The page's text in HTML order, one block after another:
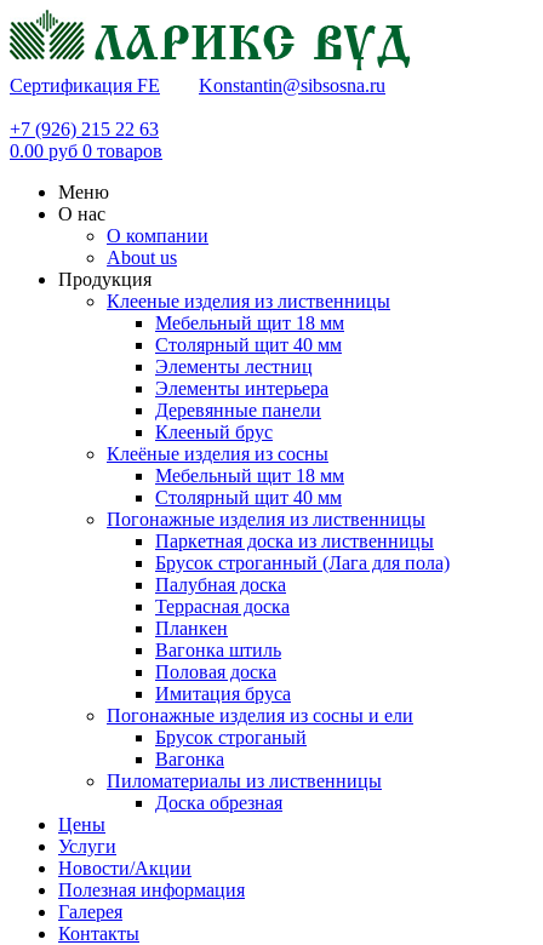
Сертификация FE Konstantin@sibsosna.ru
+7 (926) 215 22 63
0.00 руб 0 товаров
Меню
О нас
О компании
About us
Продукция
Клееные изделия из лиственницы
Мебельный щит 18 мм
Столярный щит 40 мм
Элементы лестниц
Элементы интерьера
Деревянные панели
Клееный брус
Клеёные изделия из сосны
Мебельный щит 18 мм
Столярный щит 40 мм
Погонажные изделия из лиственницы
Паркетная доска из лиственницы
Брусок строганный (Лага для пола)
Палубная доска
Террасная доска
Планкен
Вагонка штиль
Половая доска
Имитация бруса
Погонажные изделия из сосны и ели
Брусок строганый
Вагонка
Пиломатериалы из лиственницы
Доска обрезная
Цены
Услуги
Новости/Акции
Полезная информация
Галерея
Контакты